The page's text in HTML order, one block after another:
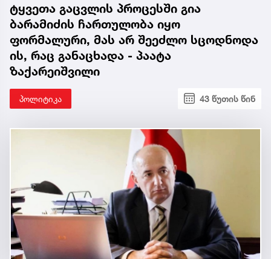
ტყვეთა გაცვლის პროცესში გია
ბარამიძის ჩართულობა იყო
ფორმალური, მას არ შეეძლო სცოდნოდა
ის, რაც განაცხადა - პაატა
ზაქარეიშვილი
პოლიტიკა 43 წუთის წინ